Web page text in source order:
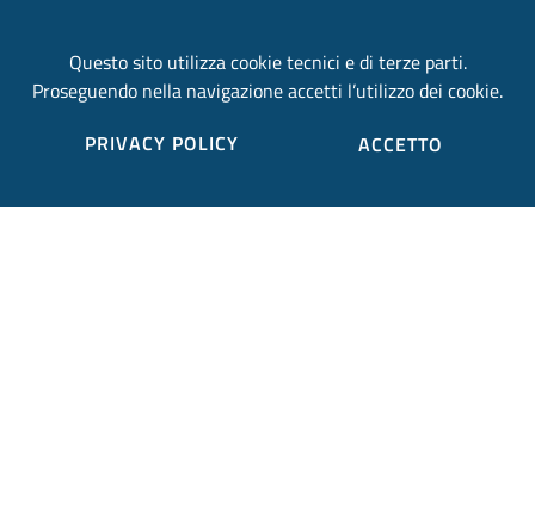
provincia.terni@postacert.umbria.it
Credits
Sito web realizzato in collaborazione conGruppo
Questo sito utilizza cookie tecnici e di terze parti.
Proseguendo nella navigazione accetti l’utilizzo dei cookie.
PRIVACY POLICY
ACCETTO